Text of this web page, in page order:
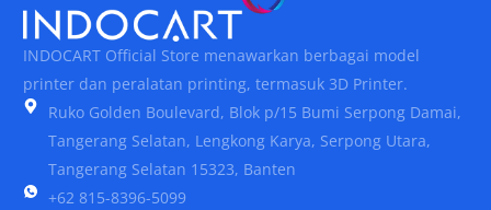
INDOCART Official Store menawarkan berbagai model
printer dan peralatan printing, termasuk 3D Printer.
Ruko Golden Boulevard, Blok p/15 Bumi Serpong Damai,
Tangerang Selatan, Lengkong Karya, Serpong Utara,
Tangerang Selatan 15323, Banten
+62 815-8396-5099